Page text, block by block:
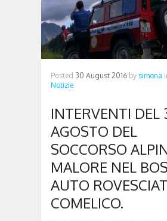
Posted 30 August 2016 by simona
Notizie
INTERVENTI DEL
AGOSTO DEL
SOCCORSO
MALORE NEL
AUTO
COMELICO.